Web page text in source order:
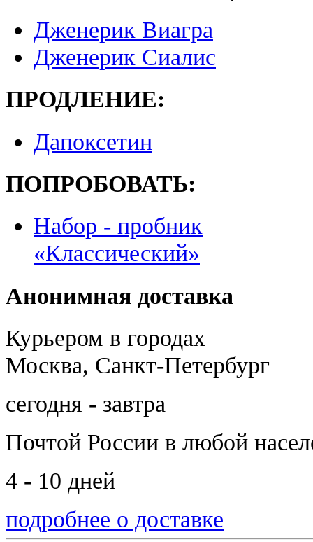
Дженерик Виагра
Дженерик Сиалис
ПРОДЛЕНИЕ:
Дапоксетин
ПОПРОБОВАТЬ:
Набор - пробник
«Классический»
Анонимная доставка
Курьером в городах
Москва, Санкт-Петербург
сегодня - завтра
Почтой России в любой
4 - 10 дней
подробнее о доставке